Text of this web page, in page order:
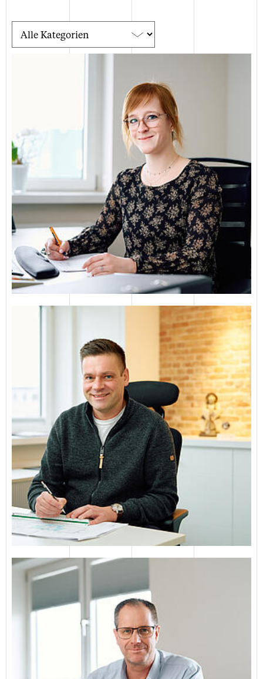
Birge Pettschuleit
04651 823117
Martin Klukas
Diplom-Ingenieur
04651 823131
E-Mail senden
Jörg Hansen
Maurer- und Betonbaumeister